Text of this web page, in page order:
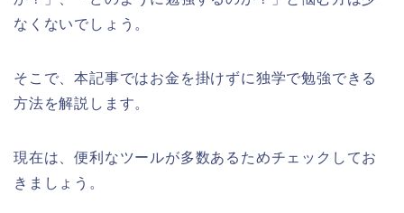
なくないでしょう。
そこで、本記事ではお金を掛けずに独学で勉強できる
方法を解説します。
現在は、便利なツールが多数あるためチェックしてお
きましょう。